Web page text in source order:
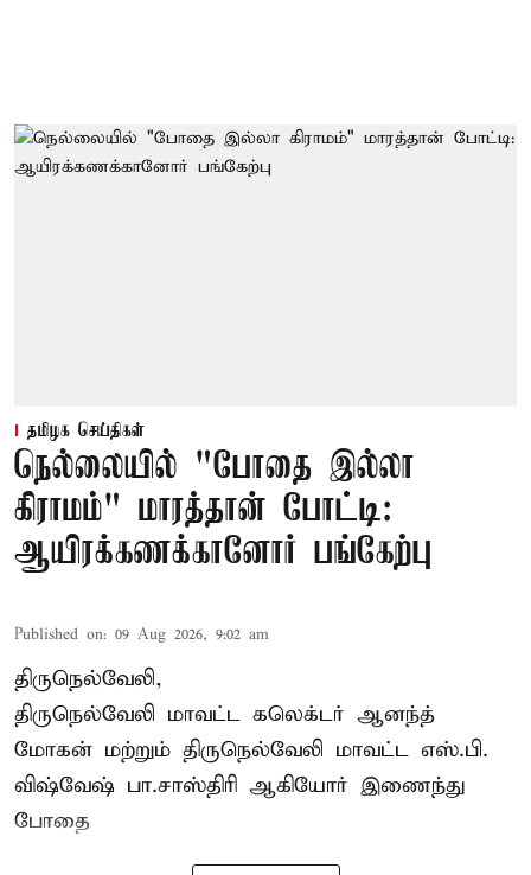
தமிழக செய்திகள்
நெல்லையில் "போதை இல்லா
கிராமம்" மாரத்தான் போட்டி:
ஆயிரக்கணக்கானோர் பங்கேற்பு
Published on: 09 Aug 2026, 9:02 am
திருநெல்வேலி,
திருநெல்வேலி மாவட்ட கலெக்டர் ஆனந்த்
மோகன் மற்றும் திருநெல்வேலி மாவட்ட எஸ்.பி.
விஷ்வேஷ் பா.சாஸ்திரி ஆகியோர் இணைந்து
போதை